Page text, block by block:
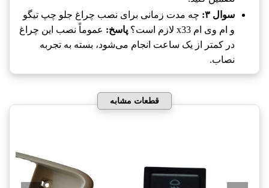
سوال ۳:
چه مدت زمانی برای نصب چراغ جلو چپ تیگو
و ام وی ام x33 لازم است؟
پاسخ: عموماً نصب این چراغ
در کمتر از یک ساعت انجام می‌شود، بسته به تجربه
نصاب.
قطعات مشابه